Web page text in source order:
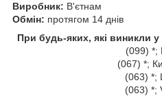
Виробник: В'єтнам
Обмін: протягом 14 днів
При будь-яких, які виникли
(099)
(067) *;
(063) *;
(063) *;